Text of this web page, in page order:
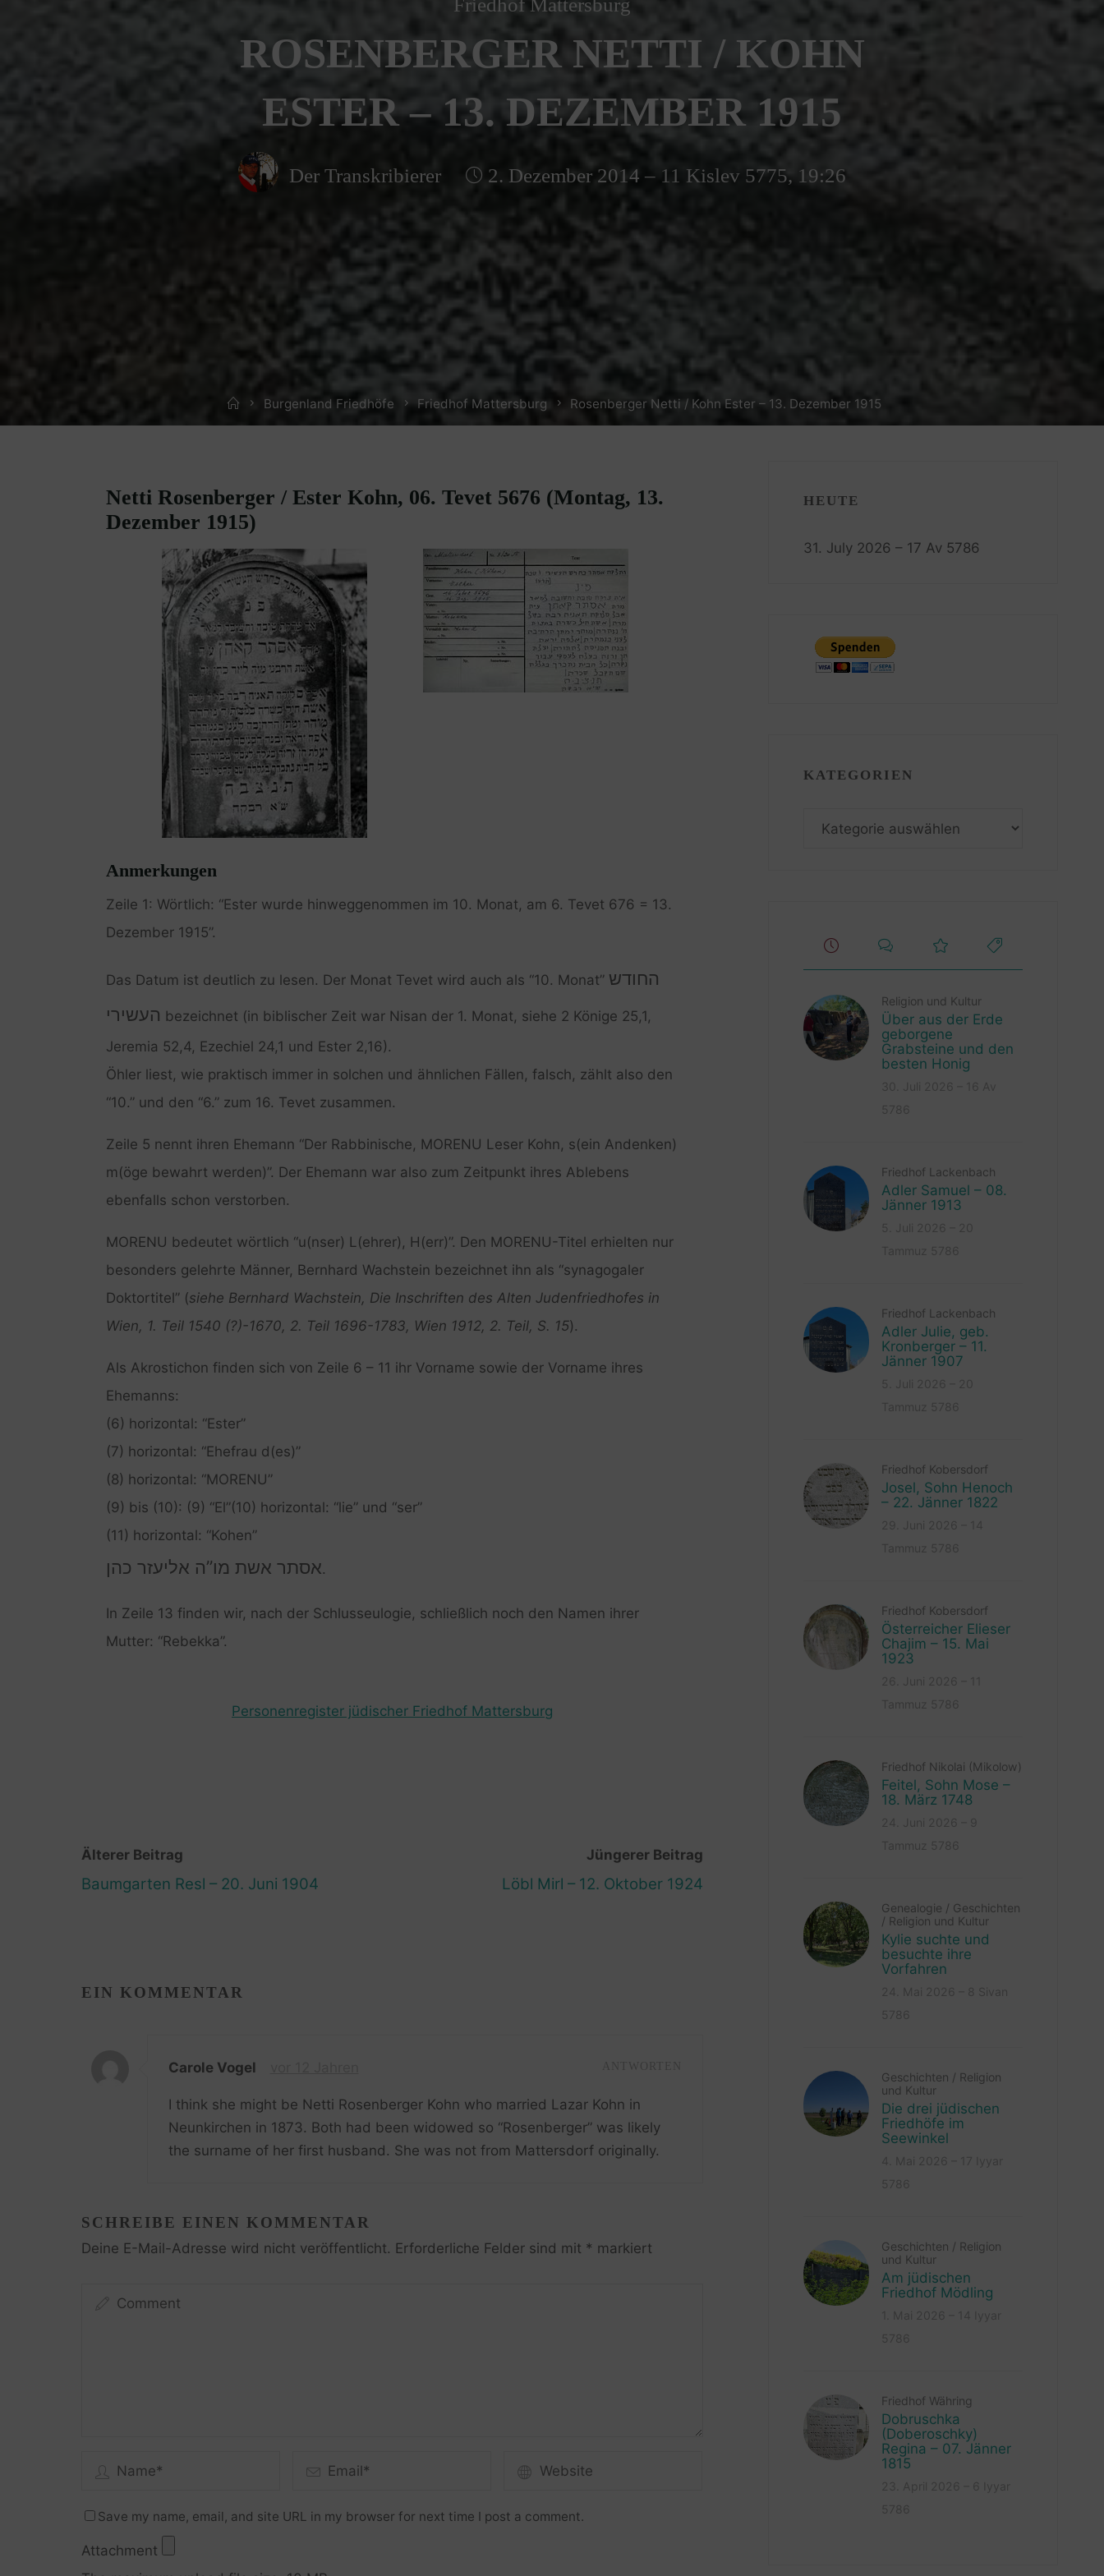
Friedhof Mattersburg
ROSENBERGER NETTI / KOHN
ESTER – 13. DEZEMBER 1915
Der Transkribierer 2. Dezember 2014 – 11 Kislev 5775, 19:26
HomeBurgenland Friedhöfe Friedhof Mattersburg Rosenberger Netti / Kohn Ester – 13. Dezember 1915
Netti Rosenberger / Ester Kohn, 06. Tevet 5676 (Montag, 13.
Dezember 1915)
Anmerkungen
Zeile 1: Wörtlich: “Ester wurde hinweggenommen im 10. Monat, am 6. Tevet 676 = 13.
Dezember 1915”.
Das Datum ist deutlich zu lesen. Der Monat Tevet wird auch als “10. Monat” החודש
העשירי bezeichnet (in biblischer Zeit war Nisan der 1. Monat, siehe 2 Könige 25,1,
Jeremia 52,4, Ezechiel 24,1 und Ester 2,16).
Öhler liest, wie praktisch immer in solchen und ähnlichen Fällen, falsch, zählt also den
“10.” und den “6.” zum 16. Tevet zusammen.
Zeile 5 nennt ihren Ehemann “Der Rabbinische, MORENU Leser Kohn, s(ein Andenken)
m(öge bewahrt werden)”. Der Ehemann war also zum Zeitpunkt ihres Ablebens
ebenfalls schon verstorben.
MORENU bedeutet wörtlich “u(nser) L(ehrer), H(err)”. Den MORENU-Titel erhielten nur
besonders gelehrte Männer, Bernhard Wachstein bezeichnet ihn als “synagogaler
Doktortitel” (siehe Bernhard Wachstein, Die Inschriften des Alten Judenfriedhofes in
Wien, 1. Teil 1540 (?)-1670, 2. Teil 1696-1783, Wien 1912, 2. Teil, S. 15).
Als Akrostichon finden sich von Zeile 6 – 11 ihr Vorname sowie der Vorname ihres
Ehemanns:
(6) horizontal: “Ester”
(7) horizontal: “Ehefrau d(es)”
(8) horizontal: “MORENU”
(9) bis (10): (9) “El”(10) horizontal: “lie” und “ser”
(11) horizontal: “Kohen”
אסתר אשת מו”ה אליעזר כהן.
In Zeile 13 finden wir, nach der Schlusseulogie, schließlich noch den Namen ihrer
Mutter: “Rebekka”.
Personenregister jüdischer Friedhof Mattersburg
Älterer Beitrag
Baumgarten Resl – 20. Juni 1904
Jüngerer Beitrag
Löbl Mirl – 12. Oktober 1924
EIN KOMMENTAR
Carole Vogel
I think she might be Netti Rosenberger Kohn who married Lazar Kohn in
Neunkirchen in 1873. Both had been widowed so “Rosenberger” was likely
the surname of her first husband. She was not from Mattersdorf originally.
SCHREIBE EINEN KOMMENTAR
Deine E-Mail-Adresse wird nicht veröffentlicht. Erforderliche Felder sind mit * markiert
Save my name, email, and site URL in my browser for next time I post a comment.
Attachment
HEUTE
31. July 2026 – 17 Av 5786
KATEGORIEN
Religion und Kultur
Über aus der Erde
geborgene
Grabsteine und den
besten Honig
Friedhof Lackenbach
Adler Samuel – 08.
Jänner 1913
Friedhof Lackenbach
Adler Julie, geb.
Kronberger – 11.
Jänner 1907
Friedhof Kobersdorf
Josel, Sohn Henoch
– 22. Jänner 1822
Friedhof Kobersdorf
Österreicher Elieser
Chajim – 15. Mai
1923
Friedhof Nikolai (Mikolow)
Feitel, Sohn Mose –
18. März 1748
Genealogie / Geschichten
/ Religion und Kultur
Kylie suchte und
besuchte ihre
Vorfahren
Geschichten / Religion
und Kultur
Die drei jüdischen
Friedhöfe im
Seewinkel
Geschichten / Religion
und Kultur
Am jüdischen
Friedhof Mödling
Friedhof Währing
Dobruschka
(Doberoschky)
Regina – 07. Jänner
1815